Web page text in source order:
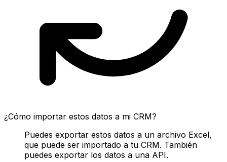
¿Cómo importar estos datos a mi CRM?
Puedes exportar estos datos a un archivo Excel,
que puede ser importado a tu CRM. También
puedes exportar los datos a una API.